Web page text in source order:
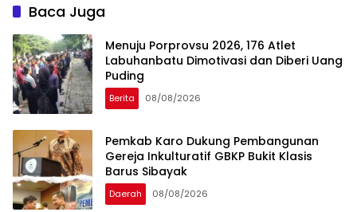
Baca Juga
Menuju Porprovsu 2026, 176 Atlet
Labuhanbatu Dimotivasi dan Diberi Uang
Puding
Berita 08/08/2026
Pemkab Karo Dukung Pembangunan
Gereja Inkulturatif GBKP Bukit Klasis
Barus Sibayak
Daerah 08/08/2026